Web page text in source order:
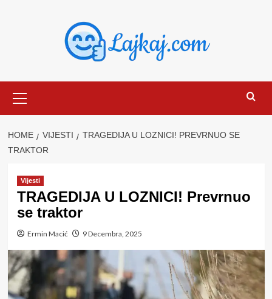
Menu
HOME VIJESTI
TRAGEDIJA U LOZNICI! PREVRNUO SE
TRAKTOR
Vijesti
TRAGEDIJA U LOZNICI! Prevrnuo
se traktor
Ermin Macić 9 Decembra, 2025